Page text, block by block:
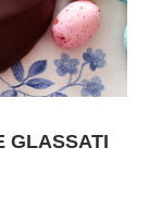
GLASSATI